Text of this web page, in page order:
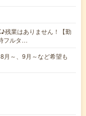
残業はありません！【勤
フルタ…
月～、9月～など希望も